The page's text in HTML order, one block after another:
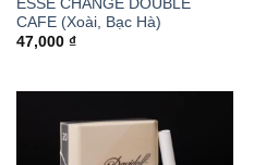
ESSE CHANGE DOUBLE
CAFE (Xoài, Bạc Hà)
47,000 ₫